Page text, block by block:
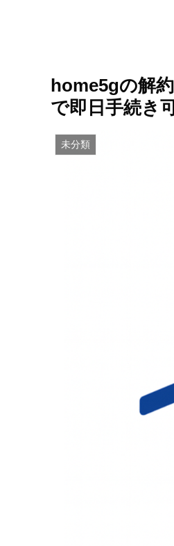
home5gの解
で即日手続き
未分類